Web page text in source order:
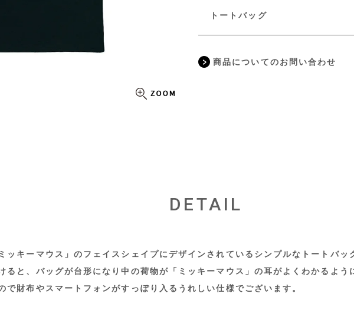
トートバッグ
商品についてのお問い合わせ
DETAIL
ッキーマウス」のフェイスシェイプにデザインされているシンプルなトートバッ
ると、バッグが台形になり中の荷物が「ミッキーマウス」の耳がよくわかるよう
で財布やスマートフォンがすっぽり入るうれしい仕様でございます。